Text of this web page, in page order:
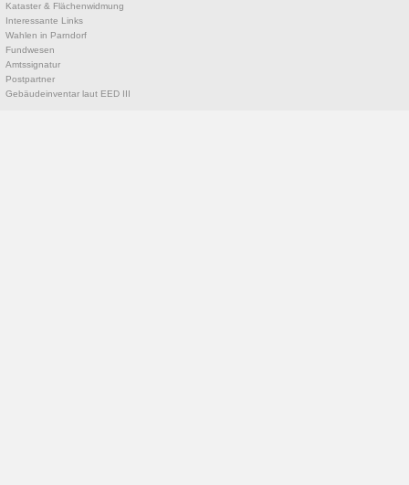
Kataster & Flächenwidmung
Interessante Links
Wahlen in Parndorf
Fundwesen
Amtssignatur
Postpartner
Gebäudeinventar laut EED III